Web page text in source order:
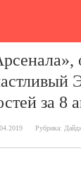
за 8
Рубрика: